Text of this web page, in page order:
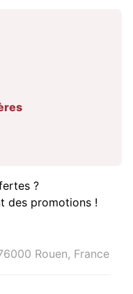
?
des promotions !
Rouen, France